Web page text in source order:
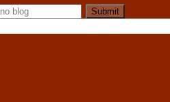
Submit